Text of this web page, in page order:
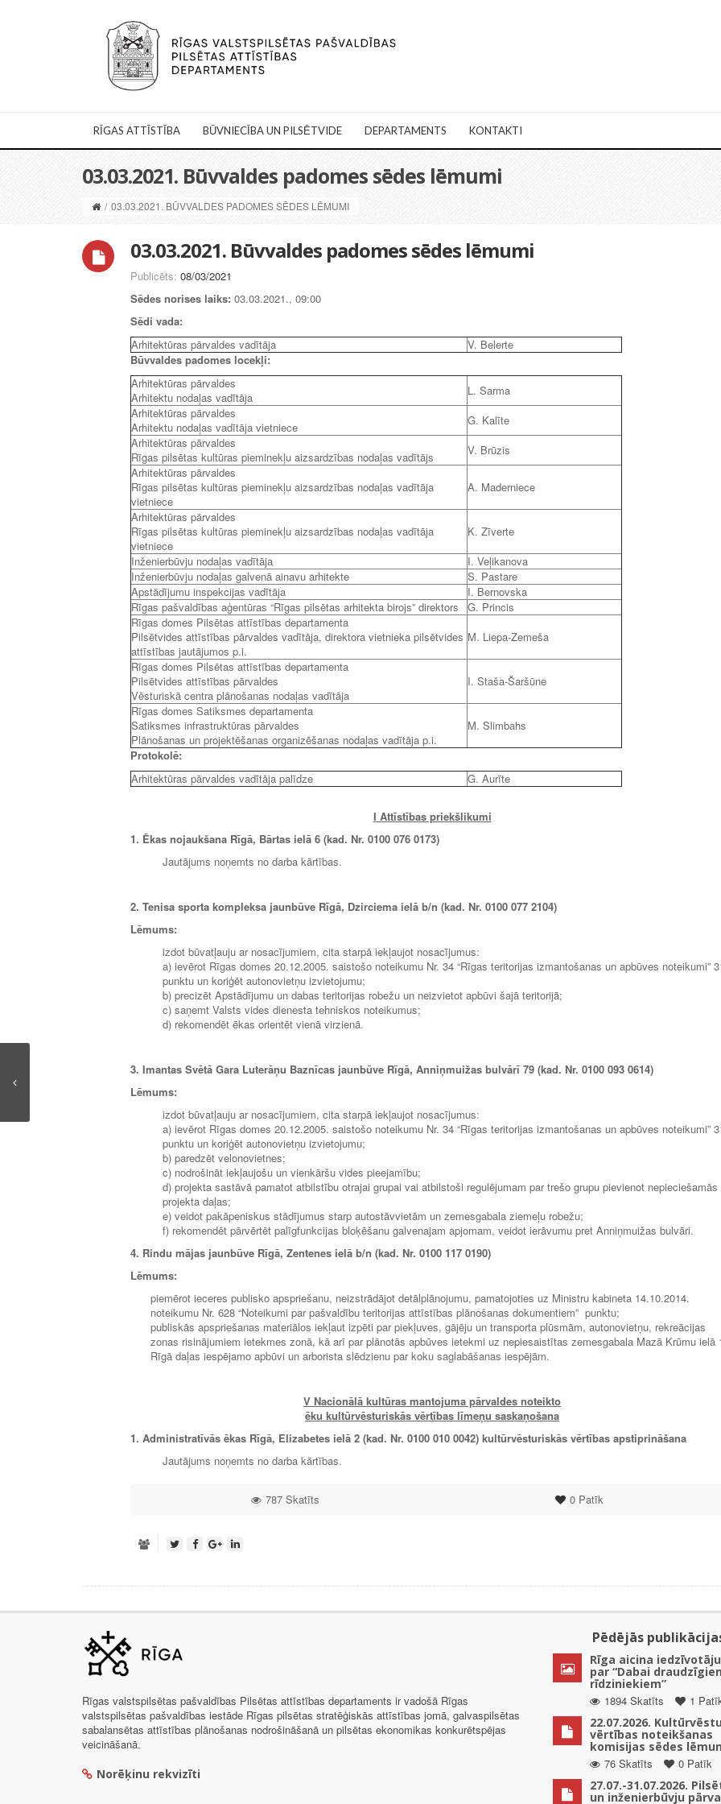
RĪGAS ATTĪSTĪBA BŪVNIECĪBA UN PILSĒTVIDE DEPARTAMENTS KONTAKTI
03.03.2021. Būvvaldes padomes sēdes lēmumi
/ 03.03.2021. BŪVVALDES PADOMES SĒDES LĒMUMI
03.03.2021. Būvvaldes padomes sēdes lēmumi
Publicēts: 08/03/2021
Sēdes norises laiks: 03.03.2021., 09:00
Sēdi vada:
Arhitektūras pārvaldes vadītāja
V. Belerte
Būvvaldes padomes locekļi:
Arhitektūras pārvaldes
Arhitektu nodaļas vadītāja
L. Sarma
Arhitektūras pārvaldes
Arhitektu nodaļas vadītāja vietniece
G. Kalīte
Arhitektūras pārvaldes
Rīgas pilsētas kultūras pieminekļu aizsardzības nodaļas vadītājs
V. Brūzis
Arhitektūras pārvaldes
Rīgas pilsētas kultūras pieminekļu aizsardzības nodaļas vadītāja
vietniece
A. Maderniece
Arhitektūras pārvaldes
Rīgas pilsētas kultūras pieminekļu aizsardzības nodaļas vadītāja
vietniece
K. Zīverte
Inženierbūvju nodaļas vadītāja
I. Veļikanova
Inženierbūvju nodaļas galvenā ainavu arhitekte
S. Pastare
Apstādījumu inspekcijas vadītāja
I. Bernovska
Rīgas pašvaldības aģentūras “Rīgas pilsētas arhitekta birojs” direktors
G. Princis
Rīgas domes Pilsētas attīstības departamenta
Pilsētvides attīstības pārvaldes vadītāja, direktora vietnieka pilsētvides
attīstības jautājumos p.i.
M. Liepa-Zemeša
Rīgas domes Pilsētas attīstības departamenta
Pilsētvides attīstības pārvaldes
Vēsturiskā centra plānošanas nodaļas vadītāja
I. Staša-Šaršūne
Rīgas domes Satiksmes departamenta
Satiksmes infrastruktūras pārvaldes
Plānošanas un projektēšanas organizēšanas nodaļas vadītāja p.i.
M. Slimbahs
Protokolē:
Arhitektūras pārvaldes vadītāja palīdze
G. Aurīte
I Attīstības priekšlikumi
1. Ēkas nojaukšana Rīgā, Bārtas ielā 6 (kad. Nr. 0100 076 0173)
Jautājums noņemts no darba kārtības.
2. Tenisa sporta kompleksa jaunbūve Rīgā, Dzirciema ielā b/n (kad. Nr. 0100 077 2104)
Lēmums:
izdot būvatļauju ar nosacījumiem, cita starpā iekļaujot nosacījumus:
a) ievērot Rīgas domes 20.12.2005. saistošo noteikumu Nr. 34 “Rīgas teritorijas izmantošanas un apbūves noteikumi”
punktu un koriģēt autonovietņu izvietojumu;
b) precizēt Apstādījumu un dabas teritorijas robežu un neizvietot apbūvi šajā teritorijā;
c) saņemt Valsts vides dienesta tehniskos noteikumus;
d) rekomendēt ēkas orientēt vienā virzienā.
3. Imantas Svētā Gara Luterāņu Baznīcas jaunbūve Rīgā, Anniņmuižas bulvārī 79 (kad. Nr. 0100 093 0614)
Lēmums:
izdot būvatļauju ar nosacījumiem, cita starpā iekļaujot nosacījumus:
a) ievērot Rīgas domes 20.12.2005. saistošo noteikumu Nr. 34 “Rīgas teritorijas izmantošanas un apbūves noteikumi”
punktu un koriģēt autonovietņu izvietojumu;
b) paredzēt velonovietnes;
c) nodrošināt iekļaujošu un vienkāršu vides pieejamību;
d) projekta sastāvā pamatot atbilstību otrajai grupai vai atbilstoši regulējumam par trešo grupu pievienot nepieciešamās
projekta daļas;
e) veidot pakāpeniskus stādījumus starp autostāvvietām un zemesgabala ziemeļu robežu;
f) rekomendēt pārvērtēt palīgfunkcijas bloķēšanu galvenajam apjomam, veidot ierāvumu pret Anniņmuižas bulvāri.
4. Rindu mājas jaunbūve Rīgā, Zentenes ielā b/n (kad. Nr. 0100 117 0190)
Lēmums:
piemērot ieceres publisko apspriešanu, neizstrādājot detālplānojumu, pamatojoties uz Ministru kabineta 14.10.2014.
noteikumu Nr. 628 “Noteikumi par pašvaldību teritorijas attīstības plānošanas dokumentiem” punktu;
publiskās apspriešanas materiālos iekļaut izpēti par piekļuves, gājēju un transporta plūsmām, autonovietņu, rekreācijas
zonas risinājumiem ietekmes zonā, kā arī par plānotās apbūves ietekmi uz nepiesaistītas zemesgabala Mazā Krūmu ielā
Rīgā daļas iespējamo apbūvi un arborista slēdzienu par koku saglabāšanas iespējām.
V Nacionālā kultūras mantojuma pārvaldes noteikto
ēku kultūrvēsturiskās vērtības līmeņu saskaņošana
1. Administratīvās ēkas Rīgā, Elizabetes ielā 2 (kad. Nr. 0100 010 0042) kultūrvēsturiskās vērtības apstiprināšana
Jautājums noņemts no darba kārtības.
0Patīk
787 Skatīts
Rīgas valstspilsētas pašvaldības Pilsētas attīstības departaments ir vadošā Rīgas
valstspilsētas pašvaldības iestāde Rīgas pilsētas stratēģiskās attīstības jomā, galvaspilsētas
sabalansētas attīstības plānošanas nodrošināšanā un pilsētas ekonomikas konkurētspējas
veicināšanā.
Norēķinu rekvizīti
Pēdējās
Rīga aicina
par “Dabai
rīdziniekiem”
1894 Skatīts
1
22.07.2026.
vērtības noteikšanas
komisijas sēdes
76 Skatīts
0 Patīk
27.07.-31.07.2026.
un inženierbūvju